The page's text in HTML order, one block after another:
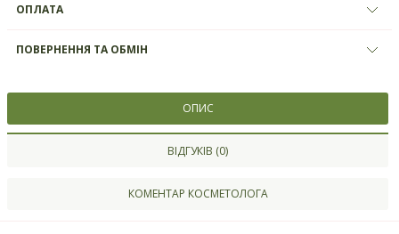
ОПЛАТА
ПОВЕРНЕННЯ ТА ОБМІН
ОПИС
ВІДГУКІВ (0)
КОМЕНТАР КОСМЕТОЛОГА